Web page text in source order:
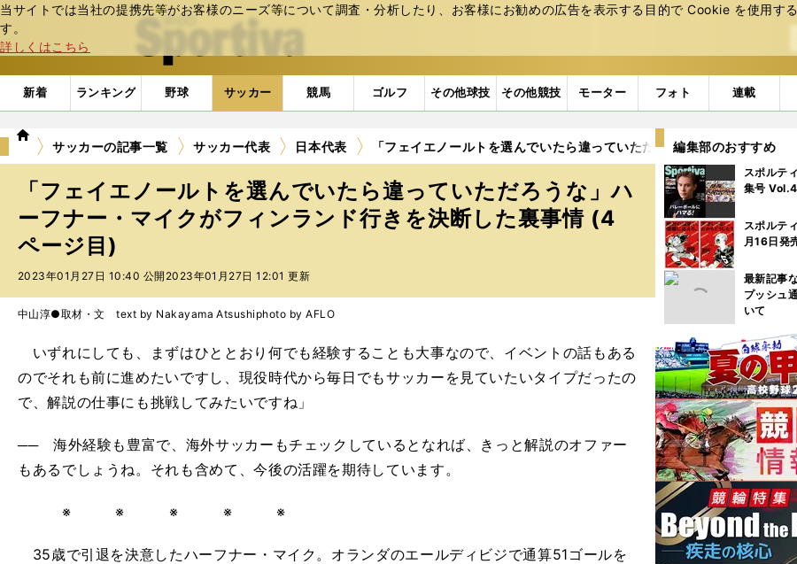
当サイトでは当社の提携先等がお客様のニーズ等について調査・分析したり、お客様にお勧めの広告を表⽰する⽬的で Cookie を使⽤す
す。
詳しくはこちら
web Sportiva (webスポルティーバ)
新着 ランキング 野球 サッカー 競馬 ゴルフ その他球技 その他競技 モーター フォト 連載
we
ル
ィ
ー
サッカーの記事一覧 サッカー代表 日本代表 「フェイエノールトを選んでいたら違っていただろうな」ハーフナー・
「フェイエノールトを選んでいたら違っていただろうな」ハ
ーフナー・マイクがフィンランド行きを決断した裏事情 (4
ページ目)
2023年01月27日 10:40 公開 2023年01月27日 12:01 更新
中山淳●取材・文 text by Nakayama Atsushi photo by AFLO
いずれにしても、まずはひととおり何でも経験することも大事なので、イベントの話もある
のでそれも前に進めたいですし、現役時代から毎日でもサッカーを見ていたいタイプだったの
で、解説の仕事にも挑戦してみたいですね」
── 海外経験も豊富で、海外サッカーもチェックしているとなれば、きっと解説のオファー
もあるでしょうね。それも含めて、今後の活躍を期待しています。
※ ※ ※ ※ ※
35歳で引退を決意したハーフナー・マイク。オランダのエールディビジで通算51ゴールを
編集部のおすすめ
スポルテ
集号
スポルテ
月16日発
最新記事
プッシュ
いて